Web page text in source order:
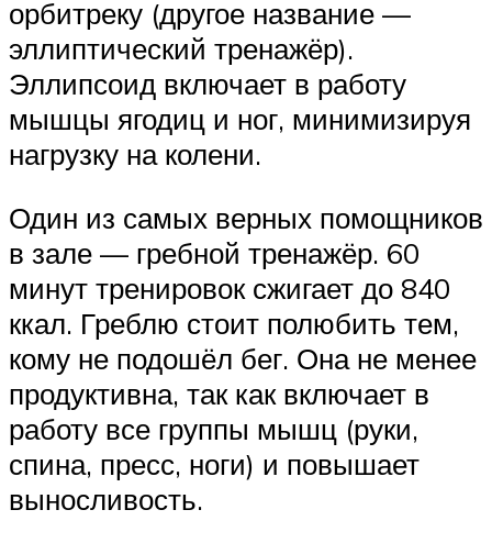
орбитреку (другое название —
эллиптический тренажёр).
Эллипсоид включает в работу
мышцы ягодиц и ног, минимизируя
нагрузку на колени.
Один из самых верных помощников
в зале — гребной тренажёр. 60
минут тренировок сжигает до 840
ккал. Греблю стоит полюбить тем,
кому не подошёл бег. Она не менее
продуктивна, так как включает в
работу все группы мышц (руки,
спина, пресс, ноги) и повышает
выносливость.